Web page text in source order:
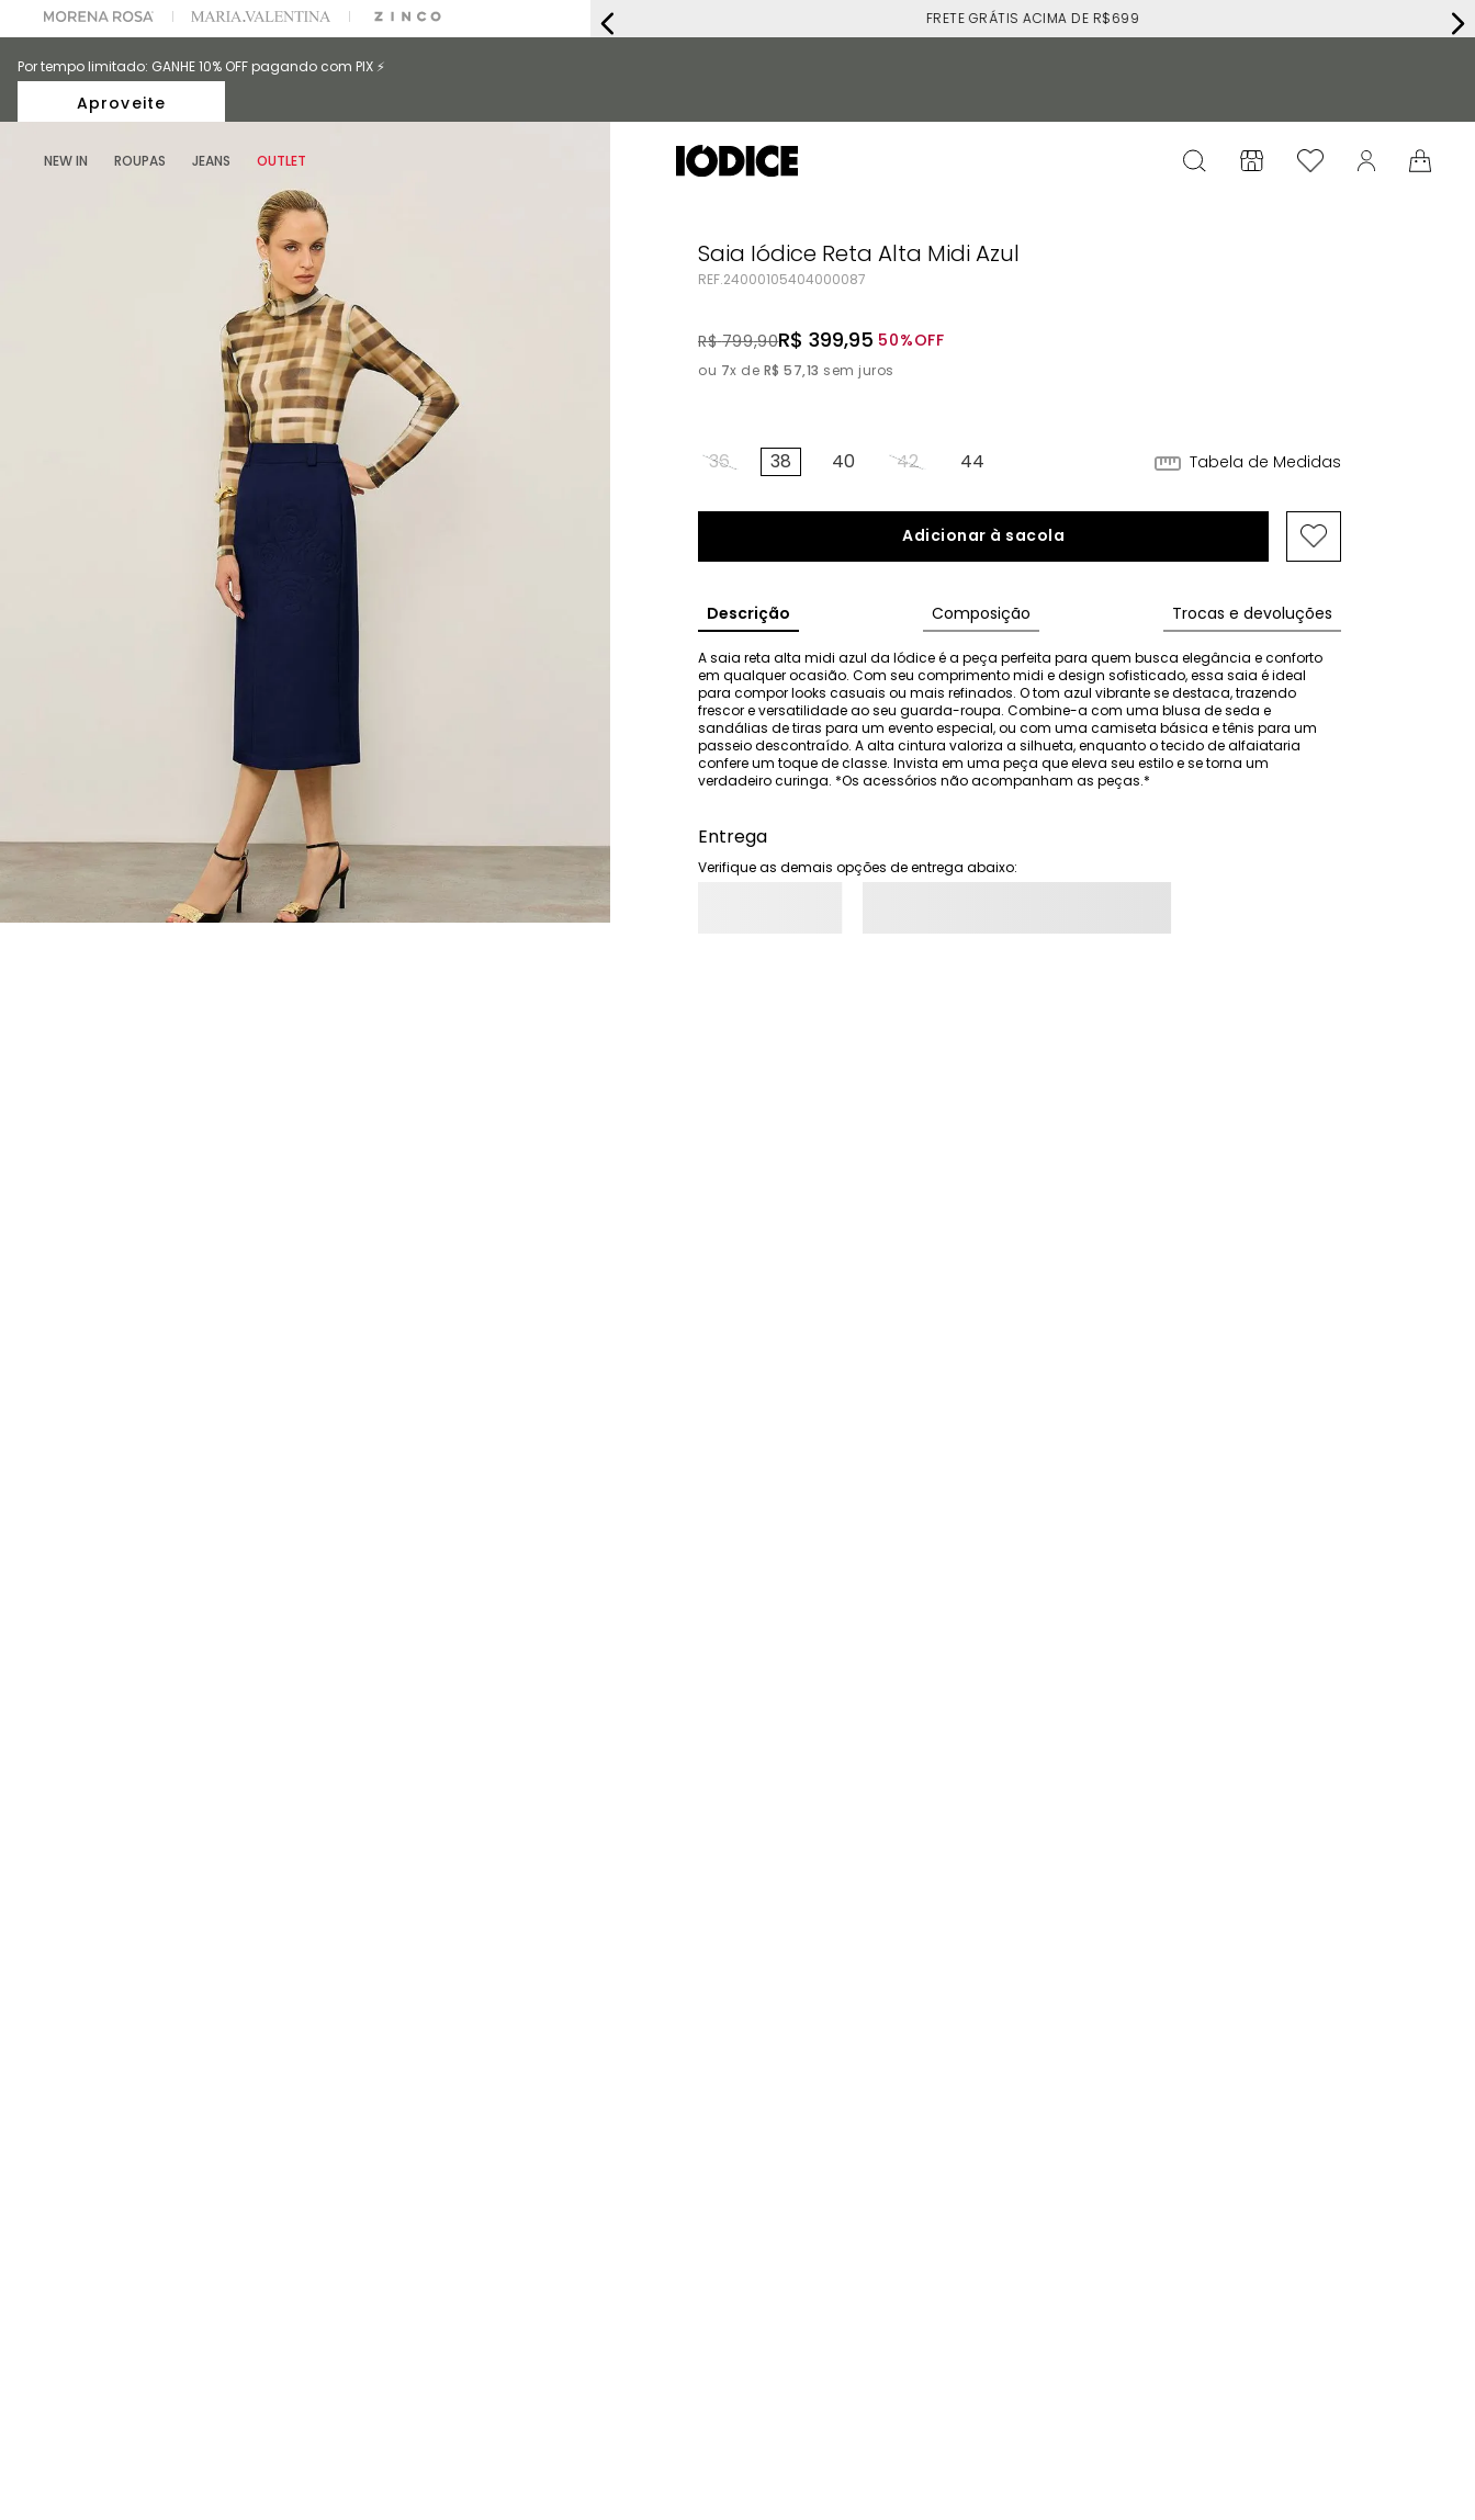
ESCOLHER SEU LOOK? FALE COM NOSSA PERSONAL SHOPPER. FRETE GRÁTIS ACIMA DE R$699
Por tempo limitado: GANHE 10% OFF pagando com PIX ⚡️
Aproveite
NEW IN ROUPAS JEANS OUTLET
Saia Iódice Reta Alta Midi Azul
REF.24000105404000087
R$ 799,90R$ 399,95 50%OFF
ou 7x de R$ 57,13 sem juros
36 38 40 42 44 Tabela de Medidas
Adicionar à sacola
Descrição Composição Trocas e devoluções
A saia reta alta midi azul da Iódice é a peça perfeita para quem busca elegância e conforto
em qualquer ocasião. Com seu comprimento midi e design sofisticado, essa saia é ideal
para compor looks casuais ou mais refinados. O tom azul vibrante se destaca, trazendo
frescor e versatilidade ao seu guarda-roupa. Combine-a com uma blusa de seda e
sandálias de tiras para um evento especial, ou com uma camiseta básica e tênis para um
passeio descontraído. A alta cintura valoriza a silhueta, enquanto o tecido de alfaiataria
confere um toque de classe. Invista em uma peça que eleva seu estilo e se torna um
verdadeiro curinga. *Os acessórios não acompanham as peças.*
Entrega
Verifique as demais opções de entrega abaixo: